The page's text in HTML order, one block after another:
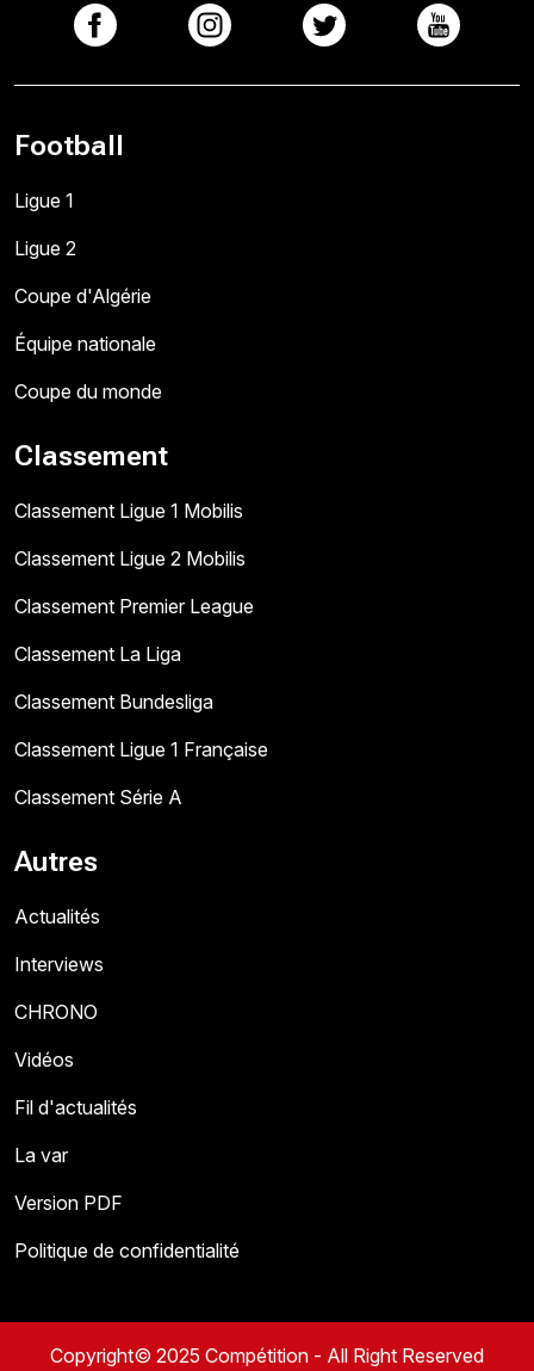
Football
Ligue 1
Ligue 2
Coupe d'Algérie
Équipe nationale
Coupe du monde
Classement
Classement Ligue 1 Mobilis
Classement Ligue 2 Mobilis
Classement Premier League
Classement La Liga
Classement Bundesliga
Classement Ligue 1 Française
Classement Série A
Autres
Actualités
Interviews
CHRONO
Vidéos
Fil d'actualités
La var
Version PDF
Politique de confidentialité
Copyright© 2025 Compétition - All Right Reserved